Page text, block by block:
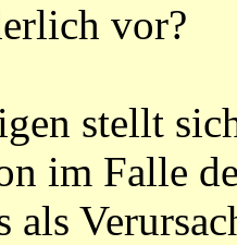
vor?
stellt
im Falle
als